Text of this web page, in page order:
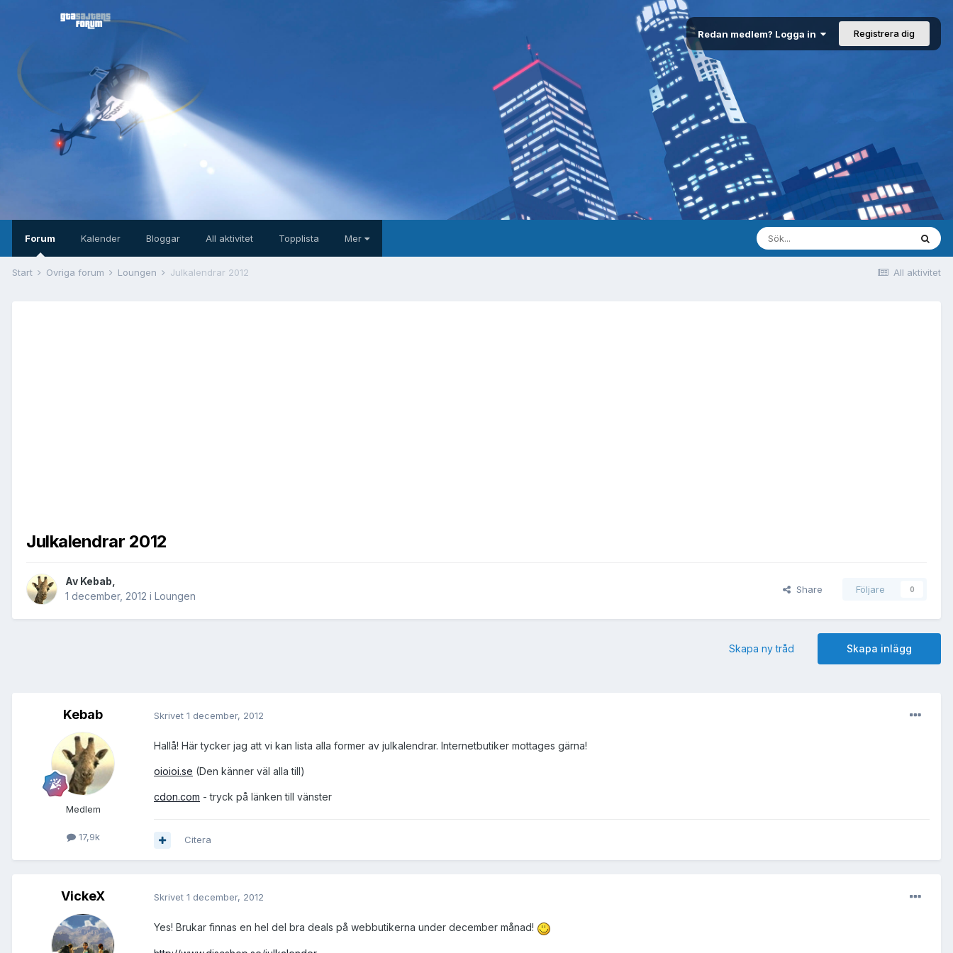
Redan medlem? Logga in Registrera dig
Forum Kalender Bloggar All aktivitet Topplista Mer
All aktivitet
Start Övriga forum Loungen Julkalendrar 2012
Julkalendrar 2012
Av Kebab
1 december, 2012 i Loungen
Share Följare 0
Skapa inlägg
Skapa ny tråd
Kebab
Medlem
17,9k
Skrivet 1 december, 2012
Hallå! Här tycker jag att vi kan lista alla former av julkalendrar. Internetbutiker mottages gärna!
oioioi.se (Den känner väl alla till)
cdon.com - tryck på länken till vänster
Citera
VickeX Skrivet 1 december, 2012
Yes! Brukar finnas en hel del bra deals på webbutikerna under december månad!